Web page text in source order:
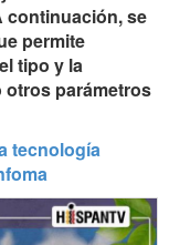
continuación, se
permite
tipo y la
otros parámetros
tecnología